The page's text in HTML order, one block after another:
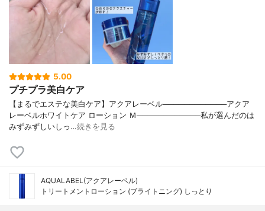
5.00
プチプラ美白ケア
【まるでエステな美白ケア】アクアレーベル────────────アクア
レーベルホワイトケア ローション Ｍ────────────私が選んだのは
みずみずしいしっ…続きを見る
AQUALABEL(アクアレーベル)
トリートメントローション (ブライトニング) しっとり